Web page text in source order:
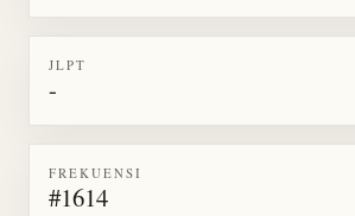
JLPT
-
FREKUENSI
#1614